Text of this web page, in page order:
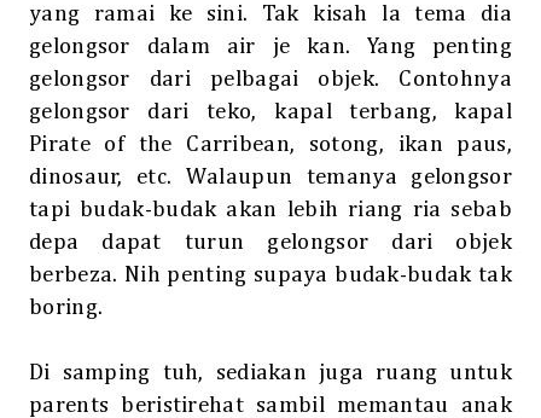
yang ramai ke sini. Tak kisah la tema dia
gelongsor dalam air je kan. Yang penting
gelongsor dari pelbagai objek. Contohnya
gelongsor dari teko, kapal terbang, kapal
Pirate of the Carribean, sotong, ikan paus,
dinosaur, etc. Walaupun temanya gelongsor
tapi budak-budak akan lebih riang ria sebab
depa dapat turun gelongsor dari objek
berbeza. Nih penting supaya budak-budak tak
boring.
Di samping tuh, sediakan juga ruang untuk
parents beristirehat sambil memantau anak